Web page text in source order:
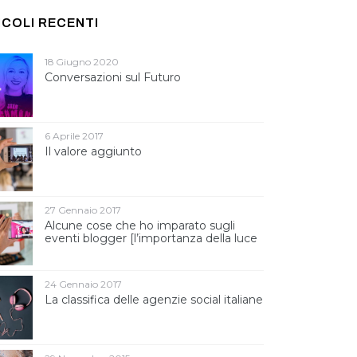
RECENTI
Conversazioni sul Futuro
18 Giugno 2020
Il valore aggiunto
6 Aprile 2017
Alcune cose che ho imparato sugli
eventi blogger [l’importanza della luce
27 Gennaio 2017
La classifica delle agenzie social italiane
24 Gennaio 2017